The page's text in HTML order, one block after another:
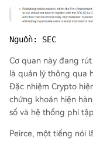
Nguồn: SEC
Cơ quan này đang
là quản lý thông qua
Đặc nhiệm Crypto
chứng khoán hiện
số và hệ thống phi
Peirce, một tiếng nói